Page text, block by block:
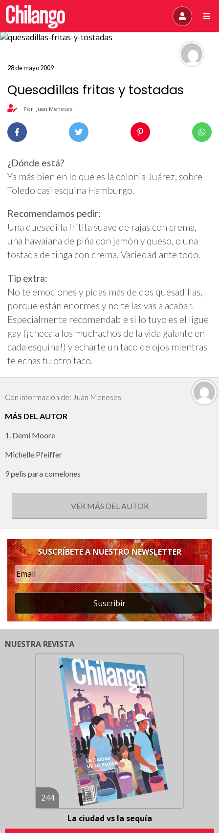
28 de mayo 2009
Quesadillas fritas y tostadas
Por: Juan Meneses
¿Dónde está?
Ya más bien en lo que es la colonia Juárez, sobre
Toledo casi esquina Hamburgo.
Recomendamos pedir:
Una quesadilla fritita suave de rajas con crema,
una hawaiana de piña con jamón y queso, o una
tostada de tinga con crema. Variedad ante todo.
Tip extra:
No te emociones y pidas más de dos quesadillas,
porque están enormes y no te las vas a acabar.
Especialmente recomendable si lo tuyo es el ligue
gay (¡checa a los muchachos de la vida galante en
cada esquina!) y echarte un taco de ojos mientras
te echas tu otro taco.
Con información de: Juan Meneses
MÁS DEL AUTOR
1. Demi Moore
Michelle Pfeiffer
9 pelis para comelones
VER MÁS DEL AUTOR
SUSCRÍBETE A NUESTRO NEWSLETTER
Suscribir
NUESTRA REVISTA
244
La ciudad vs la sequía